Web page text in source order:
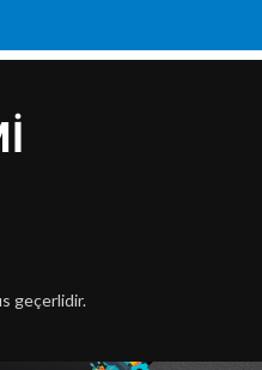
geçerlidir.